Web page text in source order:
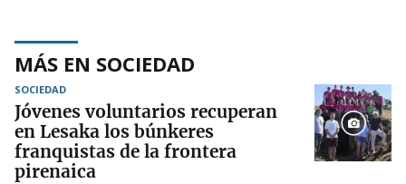
MÁS EN SOCIEDAD
SOCIEDAD
Jóvenes voluntarios recuperan
en Lesaka los búnkeres
franquistas de la frontera
pirenaica